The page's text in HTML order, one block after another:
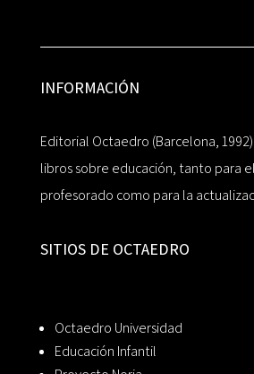
INFORMACIÓN
Editorial Octaedro (Barcelona,
libros sobre educación, tanto para
profesorado como para la
SITIOS DE OCTAEDRO
Octaedro Universidad
Educación Infantil